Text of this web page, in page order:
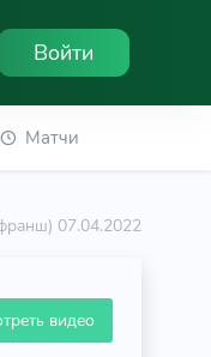
Войти
Матчи
07.04.2022
видео